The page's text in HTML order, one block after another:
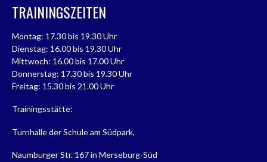
TRAININGSZEITEN
Montag: 17.30 bis 19.30 Uhr
Dienstag: 16.00 bis 19.30 Uhr
Mittwoch: 16.00 bis 17.00 Uhr
Donnerstag: 17.30 bis 19.30 Uhr
Freitag: 15.30 bis 21.00 Uhr
Trainingsstätte:
Turnhalle der Schule am Südpark,
Naumburger Str. 167 in Merseburg-Süd